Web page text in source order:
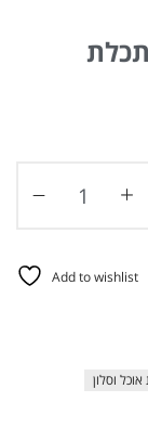
Add to wishlist
וסלון